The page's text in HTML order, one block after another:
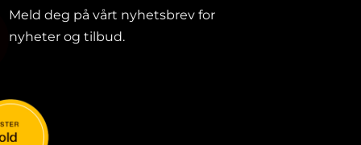
Meld deg på vårt nyhetsbrev for
nyheter og tilbud.